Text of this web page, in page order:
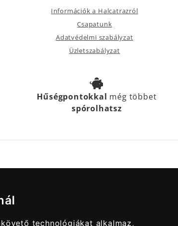
technológiákat alkalmaz,
Információk a Halcatrazról
Csapatunk
Adatvédelmi szabályzat
Üzletszabályzat
Hűségpontokkal még többet
spórolhatsz